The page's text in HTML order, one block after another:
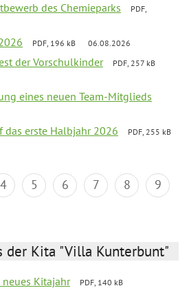
des Chemieparks
PDF,
PDF, 196 kB 06.08.2026
der Vorschulkinder
PDF, 257 kB
eines neuen Team-Mitglieds
das erste Halbjahr 2026
PDF, 255 kB
4 5 6 7 8
9
der Kita "Villa Kunterbunt"
neues Kitajahr
PDF, 140 kB